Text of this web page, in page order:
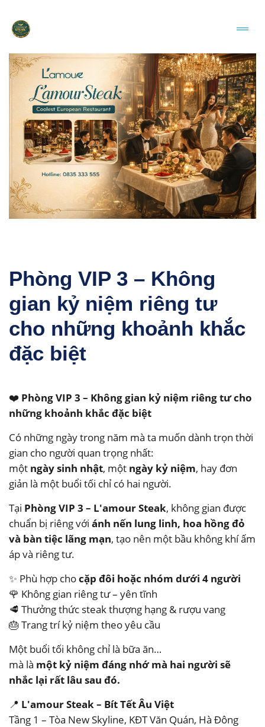
Phòng VIP 3 – Không
gian kỷ niệm riêng tư
cho những khoảnh khắc
đặc biệt
❤️ Phòng VIP 3 – Không gian kỷ niệm riêng tư cho
những khoảnh khắc đặc biệt
Có những ngày trong năm mà ta muốn dành trọn thời
gian cho người quan trọng nhất:
một ngày sinh nhật, một ngày kỷ niệm, hay đơn
giản là một buổi tối chỉ có hai người.
Tại Phòng VIP 3 – L'amour Steak, không gian được
chuẩn bị riêng với ánh nến lung linh, hoa hồng đỏ
và bàn tiệc lãng mạn, tạo nên một bầu không khí ấm
áp và riêng tư.
✨ Phù hợp chocặp đôi hoặc nhóm dưới 4 người
🌹 Không gian riêng tư – yên tĩnh
🥩 Thưởng thức steak thượng hạng & rượu vang
🎂 Trang trí kỷ niệm theo yêu cầu
Một buổi tối không chỉ là bữa ăn…
mà là một kỷ niệm đáng nhớ mà hai người sẽ
nhắc lại rất lâu sau đó.
📍 L'amour Steak – Bít Tết Âu Việt
Tầng 1 – Tòa New Skyline, KĐT Văn Quán, Hà Đông